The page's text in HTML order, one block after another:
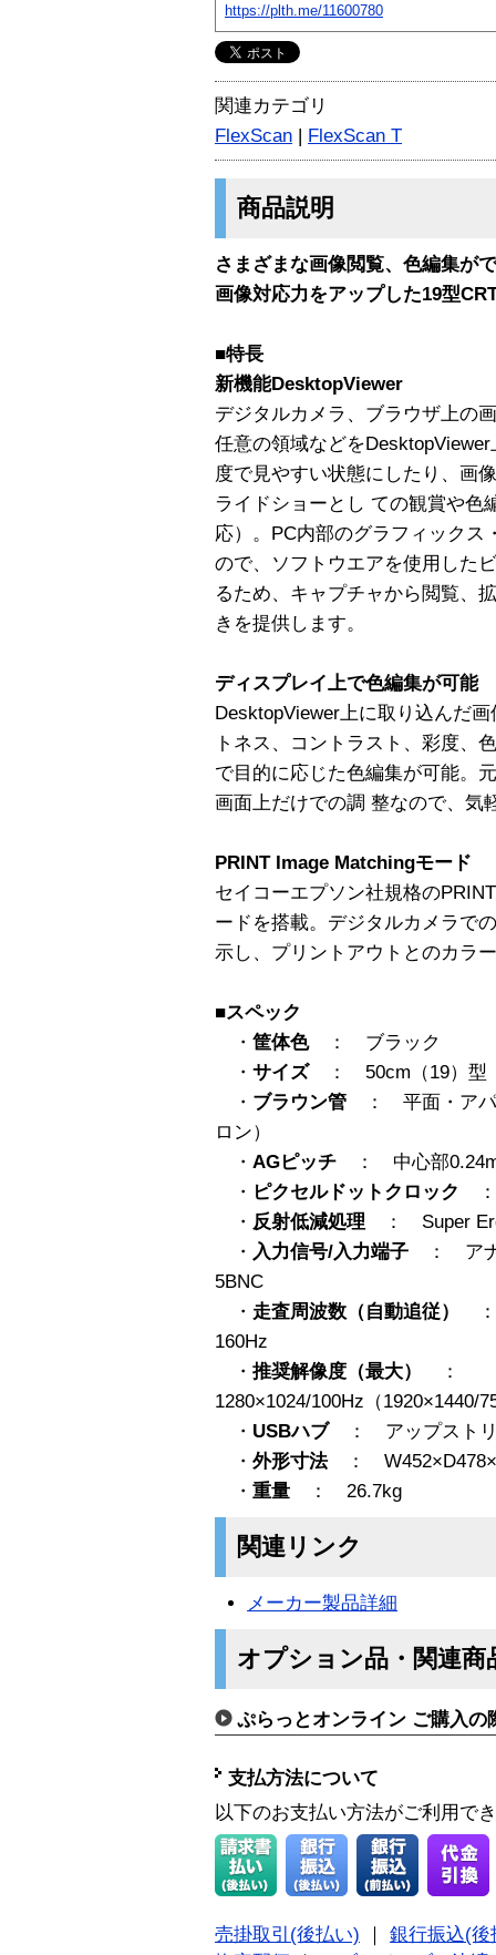
https://plth.me/11600780
関連カテゴリ
FlexScan | FlexScan T
商品説明
さまざまな画像閲覧、色編集が
画像対応力をアップした19型
■特長
新機能DesktopViewer
デジタルカメラ、ブラウザ上の
任意の領域などを
度で見やすい状態にしたり、画
ライドショーとし ての観賞や色
応）。PC内部のグラフィックス
ので、ソフトウエアを使用した
るため、キャプチャから閲覧、
きを提供します。
ディスプレイ上で色編集が可能
DesktopViewer上に取り込んだ
トネス、コントラスト、彩度、
で目的に応じた色編集が可能。
画面上だけでの調 整なので、気
PRINT Image Matchingモード
セイコーエプソン社規格の
ードを搭載。デジタルカメラで
示し、プリントアウトとのカラ
■スペック
・ 筐体色： ブラック
・ サイズ： 50cm（19）型
・ ブラウン管 ： 平面・アパ
ロン）
・ AGピッチ ： 中心部
・ ピクセルドットクロック
・ 反射低減処理 ： Super
・ 入力信号/入力端子 ： アナ
5BNC
・ 走査周波数（自動追従）
：
160Hz
・ 推奨解像度（最大）
：
1280×1024/100Hz（1920×1440/
・ USBハブ： アップストリ
・ 外形寸法：
・ 重量 ： 26.7kg
関連リンク
メーカー製品詳細
オプション品・関連商
ぷらっとオンライン ご購入の
支払方法について
以下のお支払い方法がご利用で
売掛取引(後払い)
銀行振込(後